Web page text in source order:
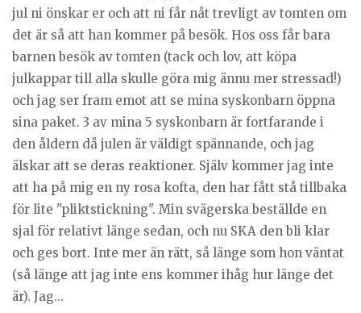
jul ni önskar er och att ni får nåt trevligt av tomten om
det är så att han kommer på besök. Hos oss får bara
barnen besök av tomten (tack och lov, att köpa
julkappar till alla skulle göra mig ännu mer stressad!)
och jag ser fram emot att se mina syskonbarn öppna
sina paket. 3 av mina 5 syskonbarn är fortfarande i
den åldern då julen är väldigt spännande, och jag
älskar att se deras reaktioner. Själv kommer jag inte
att ha på mig en ny rosa kofta, den har fått stå tillbaka
för lite "pliktstickning". Min svägerska beställde en
sjal för relativt länge sedan, och nu SKA den bli klar
och ges bort. Inte mer än rätt, så länge som hon väntat
(så länge att jag inte ens kommer ihåg hur länge det
är). Jag...